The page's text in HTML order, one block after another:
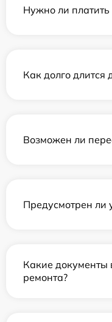
Нужно ли платить
Как долго длится
Возможен ли
Предусмотрен ли
Какие документы
ремонта?